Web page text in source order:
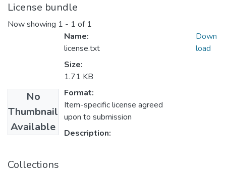
License bundle
Now showing 1 - 1 of 1
No
Thumbnail
Available
Name:
license.txt
Size:
1.71 KB
Format:
Item-specific license agreed
upon to submission
Description:
Down
load
Collections